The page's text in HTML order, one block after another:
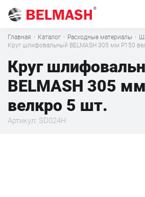
Главная · Каталог · Расходные материалы ·
Круг шлифовальный BELMASH 305 мм Р150
Круг
BELMASH 305
велкро 5 шт.
Артикул: SD024H